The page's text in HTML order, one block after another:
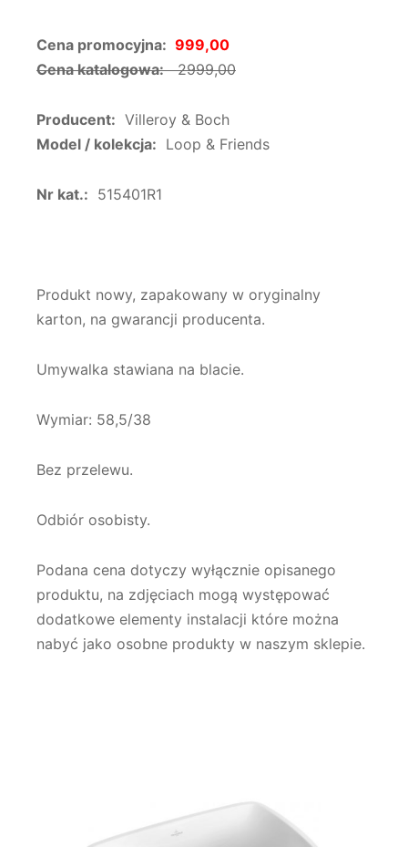
Cena promocyjna: 999,00
Cena katalogowa:2999,00
Producent: Villeroy & Boch
Model / kolekcja: Loop & Friends
Nr kat.: 515401R1
Produkt nowy, zapakowany w oryginalny
karton, na gwarancji producenta.
Umywalka stawiana na blacie.
Wymiar: 58,5/38
Bez przelewu.
Odbiór osobisty.
Podana cena dotyczy wyłącznie opisanego
produktu, na zdjęciach mogą występować
dodatkowe elementy instalacji które można
nabyć jako osobne produkty w naszym sklepie.